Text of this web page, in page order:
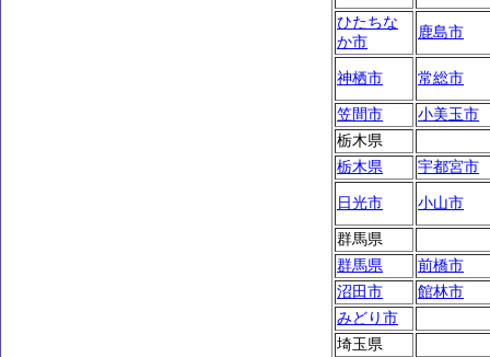
ひたちな
か市
鹿島市
神栖市 常総市
笠間市
小美玉市
栃木県
栃木県
宇都宮市
日光市 小山市
群馬県
群馬県
前橋市
沼田市
館林市
みどり市
埼玉県